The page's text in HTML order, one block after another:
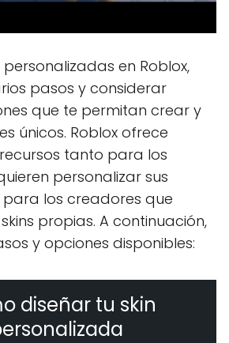
en Roblox,
pasos y considerar
que te permitan crear y
únicos. Roblox ofrece
tanto para los
personalizar sus
los creadores que
propias. A continuación,
y opciones disponibles:
diseñar tu skin